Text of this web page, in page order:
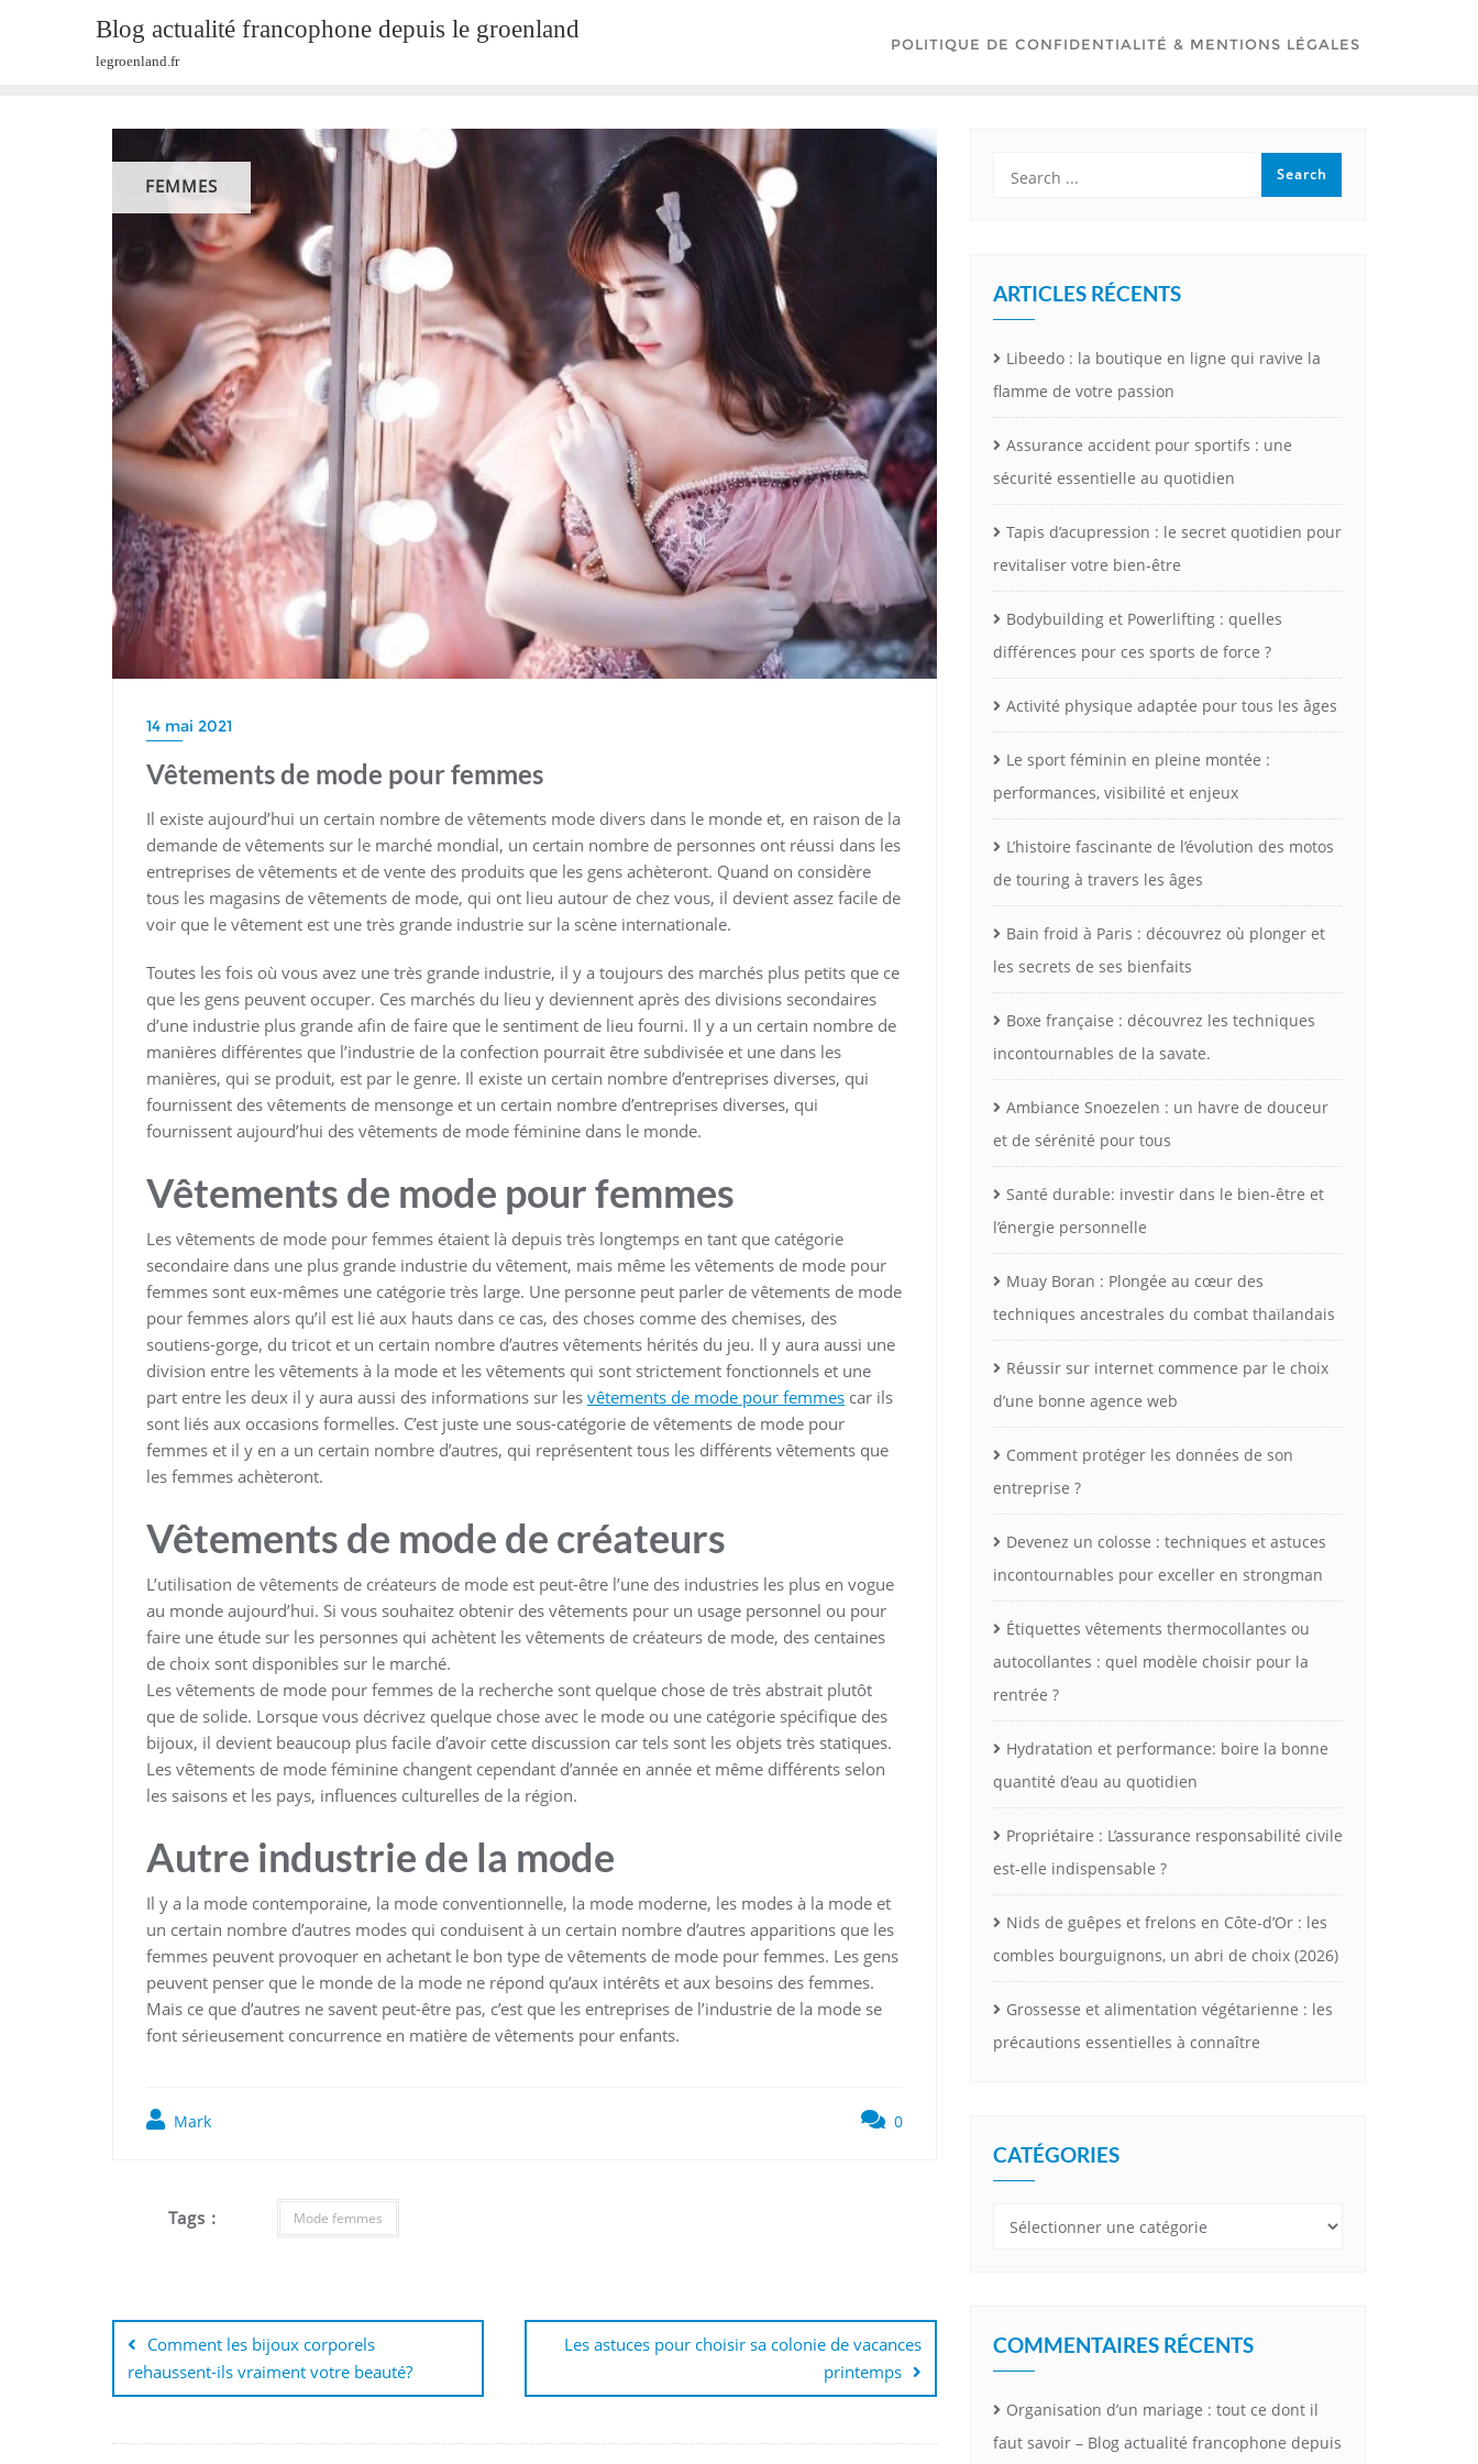
Blog actualité francophone depuis le groenland
legroenland.fr
POLITIQUE DE CONFIDENTIALITÉ & MENTIONS LÉGALES
FEMMES
14 mai 2021
Vêtements de mode pour femmes
Il existe aujourd’hui un certain nombre de vêtements mode divers dans le monde et, en raison de la
demande de vêtements sur le marché mondial, un certain nombre de personnes ont réussi dans les
entreprises de vêtements et de vente des produits que les gens achèteront. Quand on considère
tous les magasins de vêtements de mode, qui ont lieu autour de chez vous, il devient assez facile de
voir que le vêtement est une très grande industrie sur la scène internationale.
Toutes les fois où vous avez une très grande industrie, il y a toujours des marchés plus petits que ce
que les gens peuvent occuper. Ces marchés du lieu y deviennent après des divisions secondaires
d’une industrie plus grande afin de faire que le sentiment de lieu fourni. Il y a un certain nombre de
manières différentes que l’industrie de la confection pourrait être subdivisée et une dans les
manières, qui se produit, est par le genre. Il existe un certain nombre d’entreprises diverses, qui
fournissent des vêtements de mensonge et un certain nombre d’entreprises diverses, qui
fournissent aujourd’hui des vêtements de mode féminine dans le monde.
Vêtements de mode pour femmes
Les vêtements de mode pour femmes étaient là depuis très longtemps en tant que catégorie
secondaire dans une plus grande industrie du vêtement, mais même les vêtements de mode pour
femmes sont eux-mêmes une catégorie très large. Une personne peut parler de vêtements de mode
pour femmes alors qu’il est lié aux hauts dans ce cas, des choses comme des chemises, des
soutiens-gorge, du tricot et un certain nombre d’autres vêtements hérités du jeu. Il y aura aussi une
division entre les vêtements à la mode et les vêtements qui sont strictement fonctionnels et une
part entre les deux il y aura aussi des informations sur les vêtements de mode pour femmes car ils
sont liés aux occasions formelles. C’est juste une sous-catégorie de vêtements de mode pour
femmes et il y en a un certain nombre d’autres, qui représentent tous les différents vêtements que
les femmes achèteront.
Vêtements de mode de créateurs
L’utilisation de vêtements de créateurs de mode est peut-être l’une des industries les plus en vogue
au monde aujourd’hui. Si vous souhaitez obtenir des vêtements pour un usage personnel ou pour
faire une étude sur les personnes qui achètent les vêtements de créateurs de mode, des centaines
de choix sont disponibles sur le marché.
Les vêtements de mode pour femmes de la recherche sont quelque chose de très abstrait plutôt
que de solide. Lorsque vous décrivez quelque chose avec le mode ou une catégorie spécifique des
bijoux, il devient beaucoup plus facile d’avoir cette discussion car tels sont les objets très statiques.
Les vêtements de mode féminine changent cependant d’année en année et même différents selon
les saisons et les pays, influences culturelles de la région.
Autre industrie de la mode
Il y a la mode contemporaine, la mode conventionnelle, la mode moderne, les modes à la mode et
un certain nombre d’autres modes qui conduisent à un certain nombre d’autres apparitions que les
femmes peuvent provoquer en achetant le bon type de vêtements de mode pour femmes. Les gens
peuvent penser que le monde de la mode ne répond qu’aux intérêts et aux besoins des femmes.
Mais ce que d’autres ne savent peut-être pas, c’est que les entreprises de l’industrie de la mode se
font sérieusement concurrence en matière de vêtements pour enfants.
Mark 0
Tags : Mode femmes
Navigation
de
l’article
Comment les bijoux corporels
rehaussent-ils vraiment votre beauté?
Les astuces pour choisir sa colonie de vacances
printemps
ARTICLES RÉCENTS
Libeedo : la boutique en ligne qui ravive la
flamme de votre passion
Assurance accident pour sportifs : une
sécurité essentielle au quotidien
Tapis d’acupression : le secret quotidien pour
revitaliser votre bien-être
Bodybuilding et Powerlifting : quelles
différences pour ces sports de force ?
Activité physique adaptée pour tous les âges
Le sport féminin en pleine montée :
performances, visibilité et enjeux
L’histoire fascinante de l’évolution des motos
de touring à travers les âges
Bain froid à Paris : découvrez où plonger et
les secrets de ses bienfaits
Boxe française : découvrez les techniques
incontournables de la savate.
Ambiance Snoezelen : un havre de douceur
et de sérénité pour tous
Santé durable: investir dans le bien-être et
l’énergie personnelle
Muay Boran : Plongée au cœur des
techniques ancestrales du combat thaïlandais
Réussir sur internet commence par le choix
d’une bonne agence web
Comment protéger les données de son
entreprise ?
Devenez un colosse : techniques et astuces
incontournables pour exceller en strongman
Étiquettes vêtements thermocollantes ou
autocollantes : quel modèle choisir pour la
rentrée ?
Hydratation et performance: boire la bonne
quantité d’eau au quotidien
Propriétaire : L’assurance responsabilité civile
est-elle indispensable ?
Nids de guêpes et frelons en Côte-d’Or : les
combles bourguignons, un abri de choix (2026)
Grossesse et alimentation végétarienne : les
précautions essentielles à connaître
CATÉGORIES
Catégories
COMMENTAIRES RÉCENTS
Organisation d’un mariage : tout ce dont il
faut savoir – Blog actualité francophone depuis